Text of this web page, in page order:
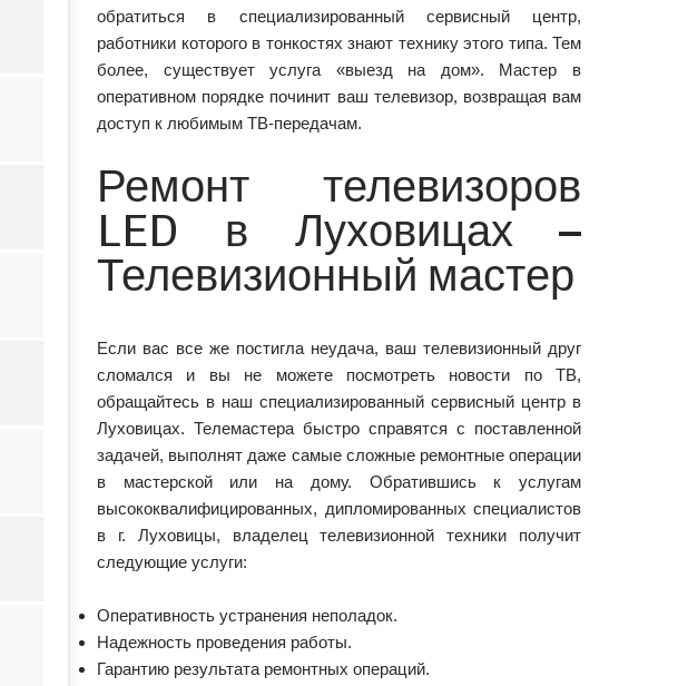
обратиться в специализированный сервисный центр,
работники которого в тонкостях знают технику этого типа. Тем
более, существует услуга «выезд на дом». Мастер в
оперативном порядке починит ваш телевизор, возвращая вам
доступ к любимым ТВ-передачам.
Ремонт телевизоров
LED в Луховицах –
Телевизионный мастер
Если вас все же постигла неудача, ваш телевизионный друг
сломался и вы не можете посмотреть новости по ТВ,
обращайтесь в наш специализированный сервисный центр в
Луховицах. Телемастера быстро справятся с поставленной
задачей, выполнят даже самые сложные ремонтные операции
в мастерской или на дому. Обратившись к услугам
высококвалифицированных, дипломированных специалистов
в г. Луховицы, владелец телевизионной техники получит
следующие услуги:
Оперативность устранения неполадок.
Надежность проведения работы.
Гарантию результата ремонтных операций.